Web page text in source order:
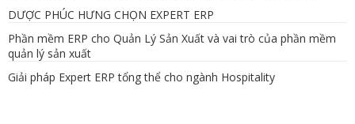
DƯỢC PHÚC HƯNG CHỌN EXPERT ERP
Phần mềm ERP cho Quản Lý Sản Xuất và vai trò của phần mềm
quản lý sản xuất
Giải pháp Expert ERP tổng thể cho ngành Hospitality